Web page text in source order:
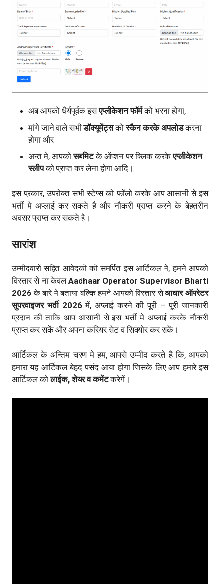
अब आपको धैर्यपूर्वक इसएप्लीकेशन फॉर्मको भरना होगा,
मांगे जाने वाले सभीडॉक्यूमेंट्सकोस्कैन करके अपलोडकरना
होगा और
अन्त मे, आपकोसबमिटके ऑप्शन पर क्लिक करकेएप्लीकेशन
स्लीपको प्राप्त कर लेना होगा आदि।
इस प्रकार, उपरोक्त सभी स्टेप्स को फॉलो करके आप आसानी से इस
भर्ती मे अप्लाई कर सकते है और नौकरी प्राप्त करने के बेहतरीन
अवसर प्राप्त कर सकते है।
सारांश
उम्मीदवारों सहित आवेदको को समर्पित इस आर्टिकल मे, हमने आपको
विस्तार से ना केवलAadhaar Operator Supervisor Bharti
2026के बारे मे बताया बल्कि हमने आपको विस्तार सेआधार ऑपरेटर
सुपरवाइजर भर्ती 2026में, अप्लाई करने की पूरी – पूरी जानकारी
प्रदान की ताकि आप आसानी से इस भर्ती मे अप्लाई करके नौकरी
प्राप्त कर सकें और अपना करियर सेट व सिक्योर कर सकें।
आर्टिकल के अन्तिम चरण मे हम, आपसे उम्मीद करते है कि, आपको
हमारा यह आर्टिकल बेहद पसंद आया होगा जिसके लिए आप हमारे इस
आर्टिकल कोलाईक, शेयर व कमेंटकरेगें।